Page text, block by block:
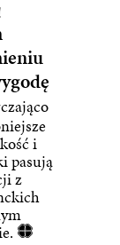
i
pasują
z